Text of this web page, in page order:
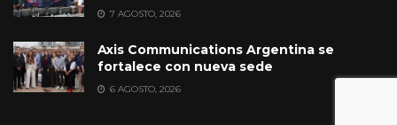
7 AGOSTO, 2026
Axis Communications Argentina se
fortalece con nueva sede
6 AGOSTO, 2026